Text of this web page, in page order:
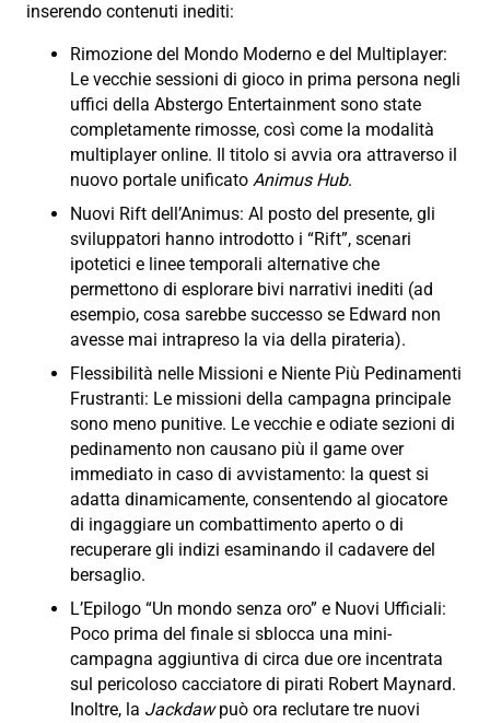
inserendo contenuti inediti:
Rimozione del Mondo Moderno e del Multiplayer:
Le vecchie sessioni di gioco in prima persona negli
uffici della Abstergo Entertainment sono state
completamente rimosse, così come la modalità
multiplayer online. Il titolo si avvia ora attraverso il
nuovo portale unificato Animus Hub.
Nuovi Rift dell’Animus: Al posto del presente, gli
sviluppatori hanno introdotto i “Rift”, scenari
ipotetici e linee temporali alternative che
permettono di esplorare bivi narrativi inediti (ad
esempio, cosa sarebbe successo se Edward non
avesse mai intrapreso la via della pirateria).
Flessibilità nelle Missioni e Niente Più Pedinamenti
Frustranti: Le missioni della campagna principale
sono meno punitive. Le vecchie e odiate sezioni di
pedinamento non causano più il game over
immediato in caso di avvistamento: la quest si
adatta dinamicamente, consentendo al giocatore
di ingaggiare un combattimento aperto o di
recuperare gli indizi esaminando il cadavere del
bersaglio.
L’Epilogo “Un mondo senza oro” e Nuovi Ufficiali:
Poco prima del finale si sblocca una mini-
campagna aggiuntiva di circa due ore incentrata
sul pericoloso cacciatore di pirati Robert Maynard.
Inoltre, la Jackdawpuò ora reclutare tre nuovi